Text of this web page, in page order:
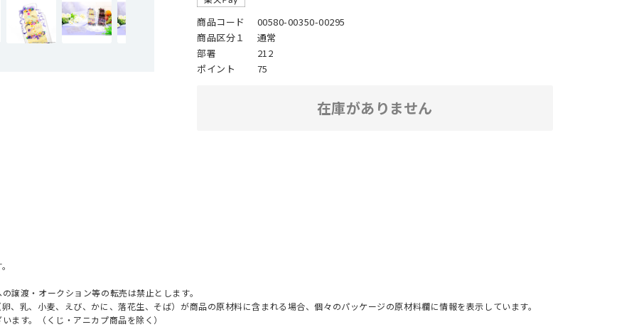
商品コード
00580-00350-00295
商品区分１
通常
部署
212
ポイント
75
在庫がありません
譲渡・オークション等の転売は禁止とします。
、乳、小麦、えび、かに、落花生、そば）が商品の原材料に含まれる場合、個々のパッケージの原材料欄に情報を表示しています。
ます。（くじ・アニカプ商品を除く）